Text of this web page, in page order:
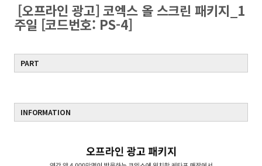
[오프라인 광고] 코엑스 올 스크린 패키지_1
주일 [코드번호: PS-4]
PART
INFORMATION